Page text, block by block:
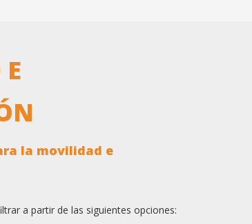
la movilidad e
a partir de las siguientes opciones: